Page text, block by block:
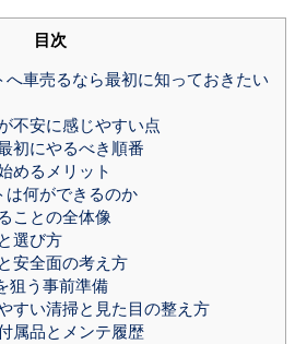
目次
へ車売るなら最初に知っておきたい
不安に感じやすい点
初にやるべき順番
めるメリット
は何ができるのか
ことの全体像
選び方
安全面の考え方
狙う事前準備
すい清掃と見た目の整え方
属品とメンテ履歴